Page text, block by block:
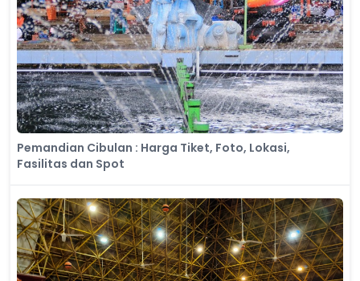
Pemandian Cibulan : Harga Tiket, Foto, Lokasi,
Fasilitas dan Spot